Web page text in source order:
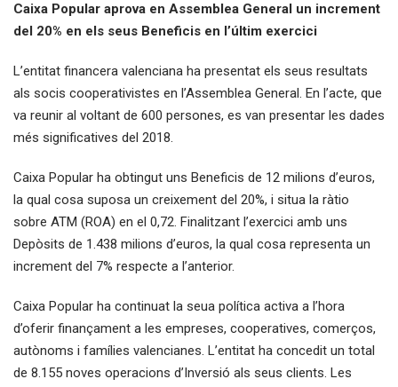
Caixa Popular aprova en Assemblea General un increment
del 20% en els seus Beneficis en l’últim exercici
L’entitat financera valenciana ha presentat els seus resultats
als socis cooperativistes en l’Assemblea General. En l’acte, que
va reunir al voltant de 600 persones, es van presentar les dades
més significatives del 2018.
Caixa Popular ha obtingut uns Beneficis de 12 milions d’euros,
la qual cosa suposa un creixement del 20%, i situa la ràtio
sobre ATM (ROA) en el 0,72. Finalitzant l’exercici amb uns
Depòsits de 1.438 milions d’euros, la qual cosa representa un
increment del 7% respecte a l’anterior.
Caixa Popular ha continuat la seua política activa a l’hora
d’oferir finançament a les empreses, cooperatives, comerços,
autònoms i famílies valencianes. L’entitat ha concedit un total
de 8.155 noves operacions d’Inversió als seus clients. Les